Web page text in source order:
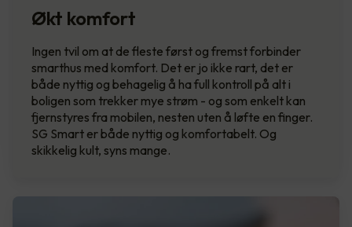
Økt komfort
Ingen tvil om at de fleste først og fremst forbinder
smarthus med komfort. Det er jo ikke rart, det er
både nyttig og behagelig å ha full kontroll på alt i
boligen som trekker mye strøm - og som enkelt kan
fjernstyres fra mobilen, nesten uten å løfte en finger.
SG Smart er både nyttig og komfortabelt. Og
skikkelig kult, syns mange.